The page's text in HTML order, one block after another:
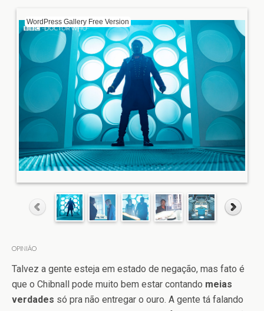
WordPress Gallery Free Version
OPINIÃO
Talvez a gente esteja em estado de negação, mas fato é
que o Chibnall pode muito bem estar contando meias
verdades só pra não entregar o ouro. A gente tá falando